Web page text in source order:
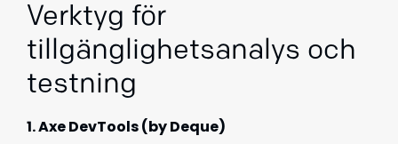
Verktyg för
tillgänglighetsanalys och
testning
1. Axe DevTools (by Deque)